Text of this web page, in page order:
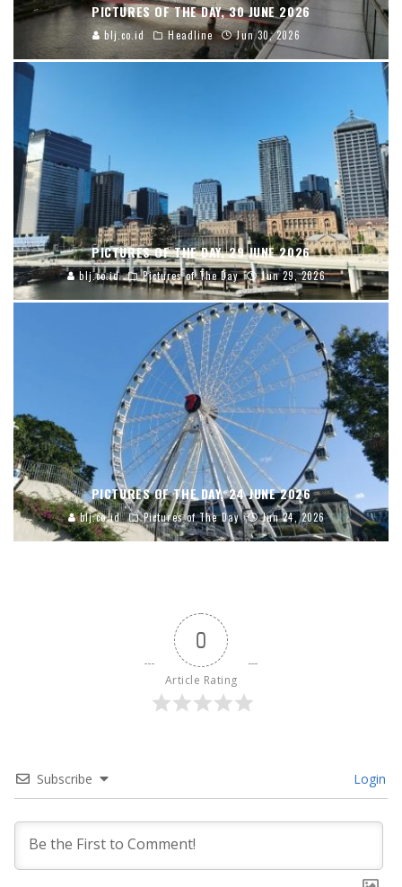
PICTURES OF THE DAY, 30 JUNE 2026
blj.co.id Headline Jun 30, 2026
PICTURES OF THE DAY, 29 JUNE 2026
blj.co.id Pictures of The Day Jun 29, 2026
PICTURES OF THE DAY, 24 JUNE 2026
blj.co.id Pictures of The Day Jun 24, 2026
0
Article Rating
Subscribe Login